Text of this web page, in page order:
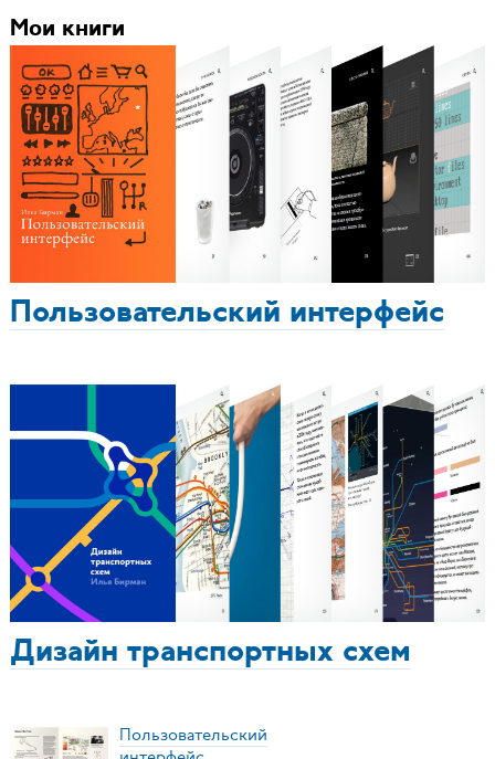
Мои книги
Пользовательский интерфейс
Дизайн транспортных схем
Пользовательский